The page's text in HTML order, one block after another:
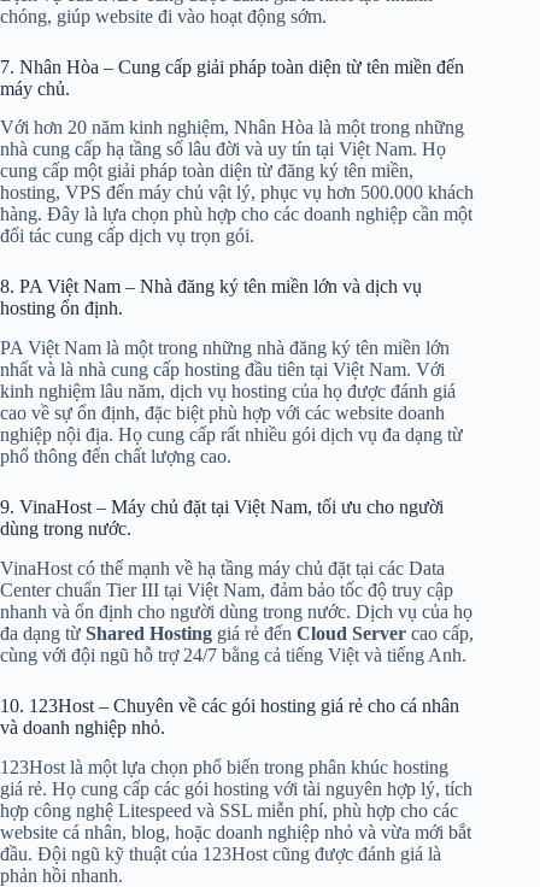
chóng, giúp website đi vào hoạt động sớm.
7. Nhân Hòa – Cung cấp giải pháp toàn diện từ tên miền đến
máy chủ.
Với hơn 20 năm kinh nghiệm, Nhân Hòa là một trong những
nhà cung cấp hạ tầng số lâu đời và uy tín tại Việt Nam. Họ
cung cấp một giải pháp toàn diện từ đăng ký tên miền,
hosting, VPS đến máy chủ vật lý, phục vụ hơn 500.000 khách
hàng. Đây là lựa chọn phù hợp cho các doanh nghiệp cần một
đối tác cung cấp dịch vụ trọn gói.
8. PA Việt Nam – Nhà đăng ký tên miền lớn và dịch vụ
hosting ổn định.
PA Việt Nam là một trong những nhà đăng ký tên miền lớn
nhất và là nhà cung cấp hosting đầu tiên tại Việt Nam. Với
kinh nghiệm lâu năm, dịch vụ hosting của họ được đánh giá
cao về sự ổn định, đặc biệt phù hợp với các website doanh
nghiệp nội địa. Họ cung cấp rất nhiều gói dịch vụ đa dạng từ
phổ thông đến chất lượng cao.
9. VinaHost – Máy chủ đặt tại Việt Nam, tối ưu cho người
dùng trong nước.
VinaHost có thế mạnh về hạ tầng máy chủ đặt tại các Data
Center chuẩn Tier III tại Việt Nam, đảm bảo tốc độ truy cập
nhanh và ổn định cho người dùng trong nước. Dịch vụ của họ
đa dạng từ Shared Hosting giá rẻ đến Cloud Server cao cấp,
cùng với đội ngũ hỗ trợ 24/7 bằng cả tiếng Việt và tiếng Anh.
10. 123Host – Chuyên về các gói hosting giá rẻ cho cá nhân
và doanh nghiệp nhỏ.
123Host là một lựa chọn phổ biến trong phân khúc hosting
giá rẻ. Họ cung cấp các gói hosting với tài nguyên hợp lý, tích
hợp công nghệ Litespeed và SSL miễn phí, phù hợp cho các
website cá nhân, blog, hoặc doanh nghiệp nhỏ và vừa mới bắt
đầu. Đội ngũ kỹ thuật của 123Host cũng được đánh giá là
phản hồi nhanh.